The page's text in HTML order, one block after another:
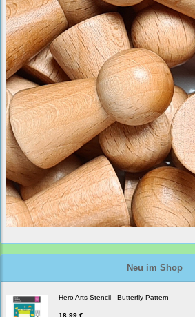
Neu im Shop
Hero Arts Stencil - Butterfly Pattern